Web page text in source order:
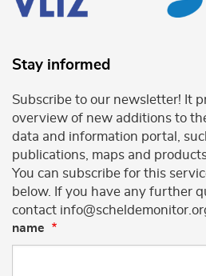
Stay informed
Subscribe to our newsletter! It
overview of new additions to
data and information portal,
publications, maps and
You can subscribe for this
below. If you have any further
contact info@scheldemonitor.org
name